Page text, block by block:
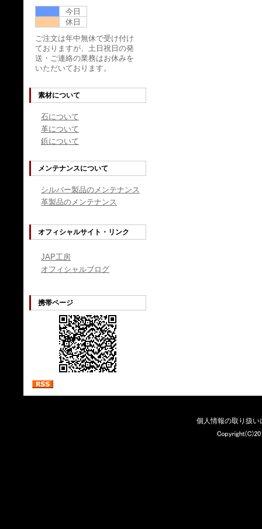
今日
休日
ご注文は年中無休で受け付け
ておりますが、土日祝日の発
送・ご連絡の業務はお休みを
いただいております。
素材について
石について
革について
鋲について
メンテナンスについて
シルバー製品のメンテナンス
革製品のメンテナンス
オフィシャルサイト・リンク
JAP工房
オフィシャルブログ
携帯ページ
個人情報の取り扱い